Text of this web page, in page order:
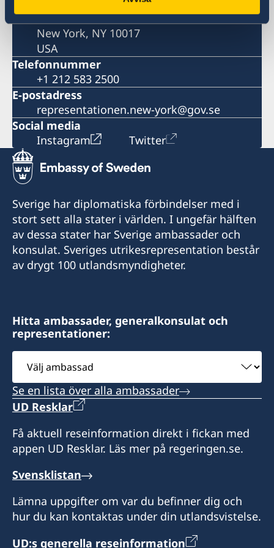
885 Second Avenue
New York, NY 10017
USA
Telefonnummer
+1 212 583 2500
E-postadress
representationen.new-york@gov.se
Social media
Instagram
Twitter
Sverige har diplomatiska förbindelser med i
stort sett alla stater i världen. I ungefär hälften
av dessa stater har Sverige ambassader och
konsulat. Sveriges utrikesrepresentation består
av drygt 100 utlandsmyndigheter.
Hitta ambassader, generalkonsulat och
representationer:
Välj
ambassad
Se en lista över alla ambassader
UD Resklar
Få aktuell reseinformation direkt i fickan med
appen UD Resklar. Läs mer på regeringen.se.
Svensklistan
Lämna uppgifter om var du befinner dig och
hur du kan kontaktas under din utlandsvistelse.
UD:s generella reseinformation